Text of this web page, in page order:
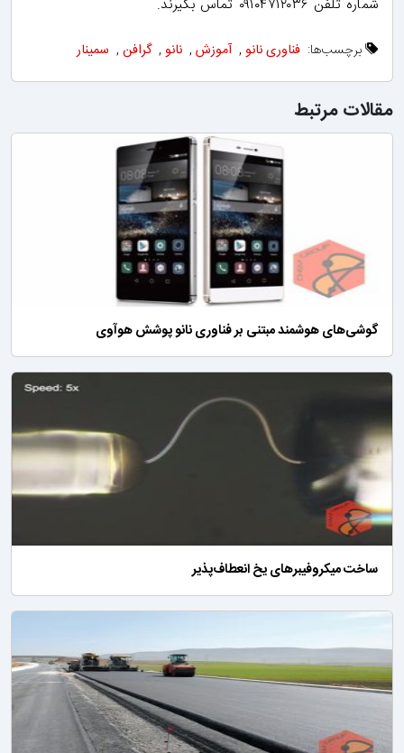
شماره‌ تلفن ۰۹۱۰۴۷۱۲۰۳۶ تماس بگیرند.
برچسب‌ها: فناوری نانو , آموزش , نانو , گرافن , سمینار
مقالات مرتبط
گوشی‌های هوشمند مبتنی بر فناوری‌ نانو پوشش هوآوی
ساخت میکروفیبرهای یخ انعطاف‌پذیر